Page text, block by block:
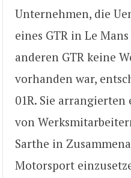
Unternehmen, die
eines GTR in Le
anderen GTR keine
vorhanden war,
01R. Sie
von
Sarthe in
Motorsport